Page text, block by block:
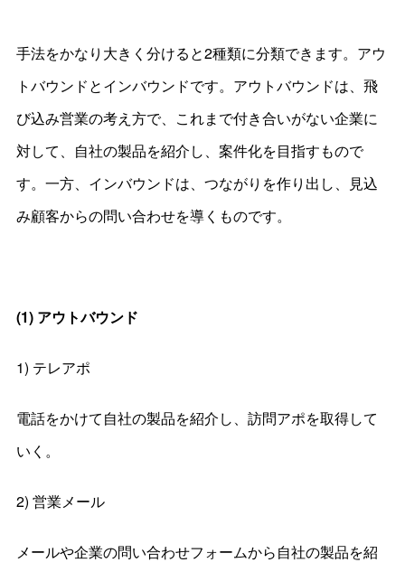
手法をかなり大きく分けると2種類に分類できます。アウ
トバウンドとインバウンドです。アウトバウンドは、飛
び込み営業の考え方で、これまで付き合いがない企業に
対して、自社の製品を紹介し、案件化を目指すもので
す。一方、インバウンドは、つながりを作り出し、見込
み顧客からの問い合わせを導くものです。
(1) アウトバウンド
1) テレアポ
電話をかけて自社の製品を紹介し、訪問アポを取得して
いく。
2) 営業メール
メールや企業の問い合わせフォームから自社の製品を紹